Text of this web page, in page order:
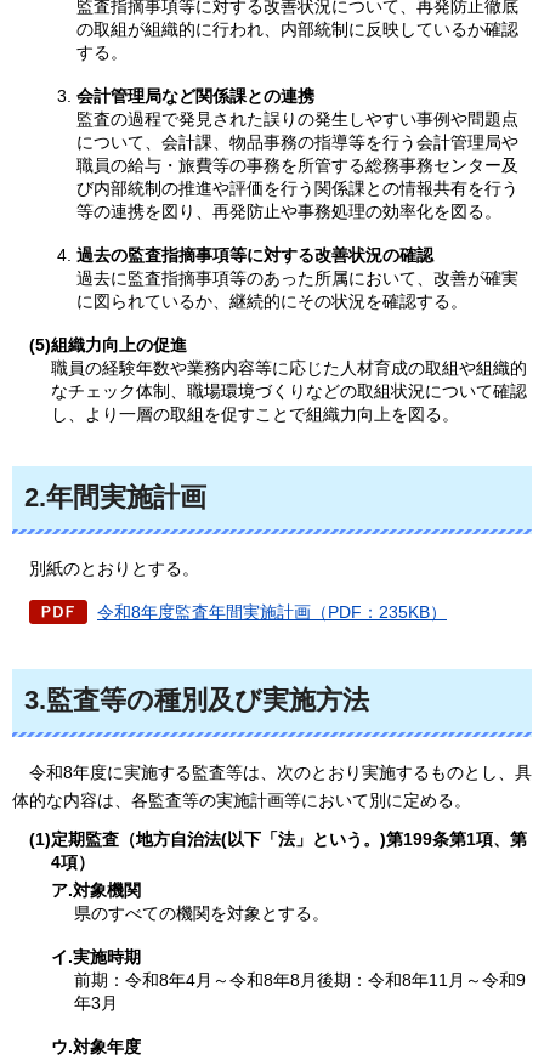
監査指摘事項等に対する改善状況について、再発防止徹底
の取組が組織的に行われ、内部統制に反映しているか確認
する。
会計管理局など関係課との連携
監査の過程で発見された誤りの発生しやすい事例や問題点
について、会計課、物品事務の指導等を行う会計管理局や
職員の給与・旅費等の事務を所管する総務事務センター及
び内部統制の推進や評価を行う関係課との情報共有を行う
等の連携を図り、再発防止や事務処理の効率化を図る。
過去の監査指摘事項等に対する改善状況の確認
過去に監査指摘事項等のあった所属において、改善が確実
に図られているか、継続的にその状況を確認する。
(5)組織力向上の促進
職員の経験年数や業務内容等に応じた人材育成の取組や組織的
なチェック体制、職場環境づくりなどの取組状況について確認
し、より一層の取組を促すことで組織力向上を図る。
2.年間実施計画
別紙のとおりとする。
令和8年度監査年間実施計画（PDF：235KB）
3.監査等の種別及び実施方法
令和8年度に実施する監査等は、次のとおり実施するものとし、具
体的な内容は、各監査等の実施計画等において別に定める。
(1)定期監査（地方自治法(以下「法」という。)第199条第1項、第
4項）
ア.対象機関
県のすべての機関を対象とする。
イ.実施時期
前期：令和8年4月～令和8年8月後期：令和8年11月～令和9
年3月
ウ.対象年度